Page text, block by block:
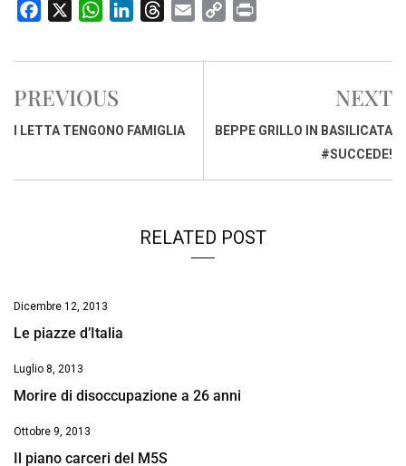
c
b
o
W
a
s
A
n
d
r
d
a
p
i
i
PREVIOUS
I LETTA TENGONO FAMIGLIA
NEXT
BEPPE GRILLO IN BASILICATA
#SUCCEDE!
RELATED POST
Dicembre 12, 2013
Le piazze d’Italia
Luglio 8, 2013
Morire di disoccupazione a 26 anni
Ottobre 9, 2013
Il piano carceri del M5S